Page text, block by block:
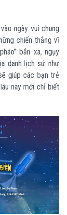
ngày vui chung
chiến thắng vĩ
bắn xa, ngụy
danh lịch sử như
giúp các bạn trẻ
nay mới chỉ biết